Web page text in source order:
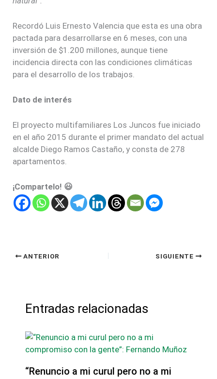
Recordó Luis Ernesto Valencia que esta es una obra
pactada para desarrollarse en 6 meses, con una
inversión de $1.200 millones, aunque tiene
incidencia directa con las condiciones climáticas
para el desarrollo de los trabajos.
Dato de interés
El proyecto multifamiliares Los Juncos fue iniciado
en el año 2015 durante el primer mandato del actual
alcalde Diego Ramos Castaño, y consta de 278
apartamentos.
¡Compartelo! 😃
ANTERIOR SIGUIENTE
Entradas relacionadas
“Renuncio a mi curul pero no a mi